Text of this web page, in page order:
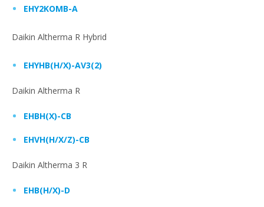
EHY2KOMB-A
Daikin Altherma R Hybrid
EHYHB(H/X)-AV3(2)
Daikin Altherma R
EHBH(X)-CB
EHVH(H/X/Z)-CB
Daikin Altherma 3 R
EHB(H/X)-D